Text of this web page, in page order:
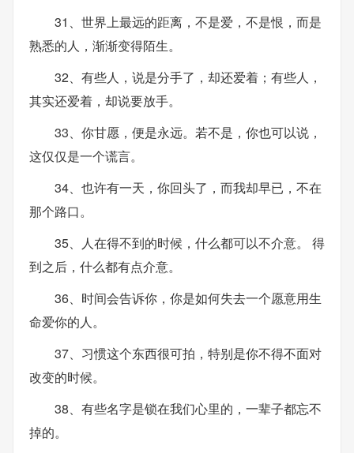
31、世界上最远的距离，不是爱，不是恨，而是
熟悉的人，渐渐变得陌生。
32、有些人，说是分手了，却还爱着；有些人，
其实还爱着，却说要放手。
33、你甘愿，便是永远。若不是，你也可以说，
这仅仅是一个谎言。
34、也许有一天，你回头了，而我却早已，不在
那个路口。
35、人在得不到的时候，什么都可以不介意。 得
到之后，什么都有点介意。
36、时间会告诉你，你是如何失去一个愿意用生
命爱你的人。
37、习惯这个东西很可拍，特别是你不得不面对
改变的时候。
38、有些名字是锁在我们心里的，一辈子都忘不
掉的。